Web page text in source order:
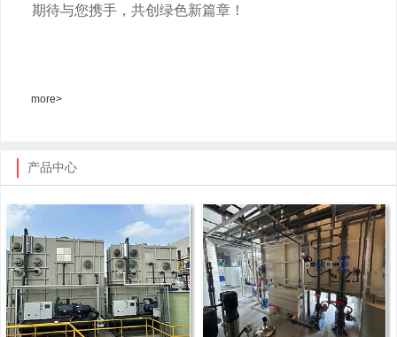
期待与您携手，共创绿色新篇章！
more>
产品中心